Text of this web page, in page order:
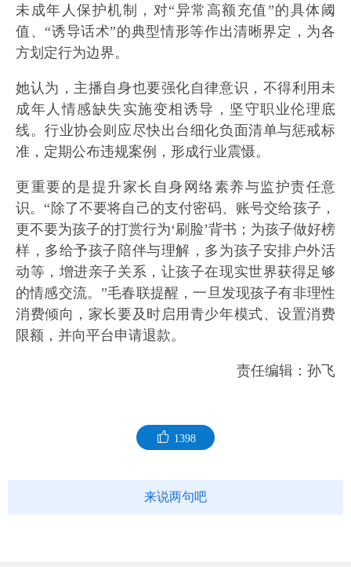
未成年人保护机制，对“异常高额充值”的具体阈
值、“诱导话术”的典型情形等作出清晰界定，为各
方划定行为边界。
她认为，主播自身也要强化自律意识，不得利用未
成年人情感缺失实施变相诱导，坚守职业伦理底
线。行业协会则应尽快出台细化负面清单与惩戒标
准，定期公布违规案例，形成行业震慑。
更重要的是提升家长自身网络素养与监护责任意
识。“除了不要将自己的支付密码、账号交给孩子，
更不要为孩子的打赏行为‘刷脸’背书；为孩子做好榜
样，多给予孩子陪伴与理解，多为孩子安排户外活
动等，增进亲子关系，让孩子在现实世界获得足够
的情感交流。”毛春联提醒，一旦发现孩子有非理性
消费倾向，家长要及时启用青少年模式、设置消费
限额，并向平台申请退款。
责任编辑：孙飞
1398
来说两句吧